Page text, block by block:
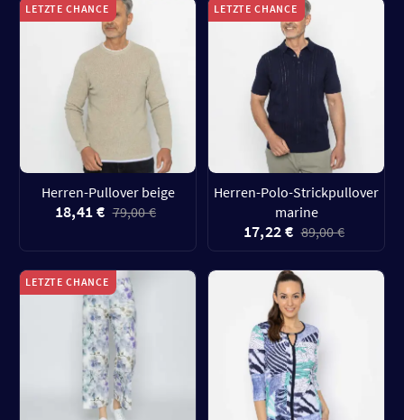
LETZTE CHANCE
Herren-Pullover beige
18,41 € 79,00 €
LETZTE CHANCE
Herren-Polo-Strickpullover
marine
17,22 € 89,00 €
LETZTE CHANCE